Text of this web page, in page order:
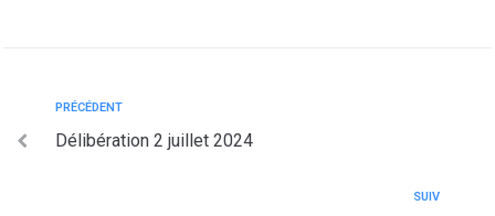
PRÉCÉDENT
Délibération 2 juillet 2024
SUIV